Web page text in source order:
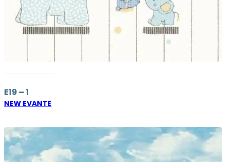
E19 – 1
NEW EVANTE